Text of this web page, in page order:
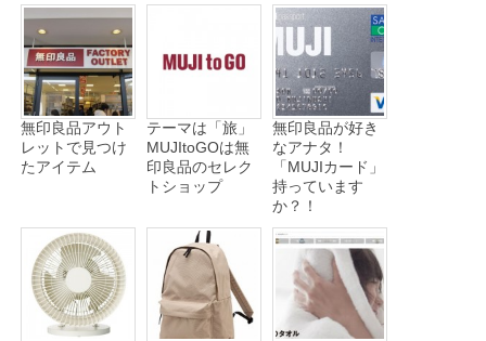
無印良品アウト
レットで見つけ
たアイテム
テーマは「旅」
MUJItoGOは無
印良品のセレク
トショップ
無印良品が好き
なアナタ！
「MUJIカード」
持っています
か？！